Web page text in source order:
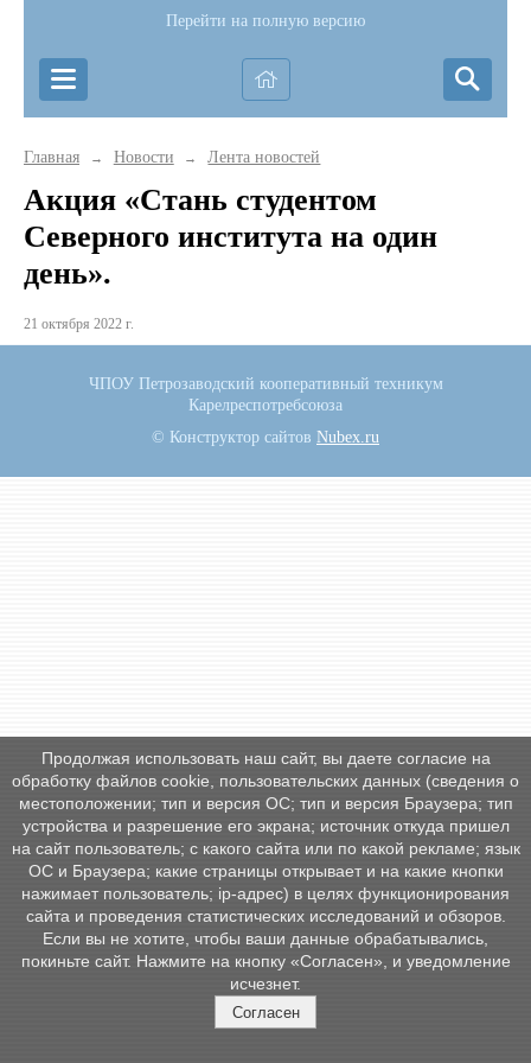
Перейти на полную версию
Главная → Новости → Лента новостей
Акция «Стань студентом
Северного института на один
день».
21 октября 2022 г.
ЧПОУ Петрозаводский кооперативный техникум
Карелреспотребсоюза
© Конструктор сайтов Nubex.ru
Продолжая использовать наш сайт, вы даете согласие на
обработку файлов cookie, пользовательских данных (сведения о
местоположении; тип и версия ОС; тип и версия Браузера; тип
устройства и разрешение его экрана; источник откуда пришел
на сайт пользователь; с какого сайта или по какой рекламе; язык
ОС и Браузера; какие страницы открывает и на какие кнопки
нажимает пользователь; ip-адрес) в целях функционирования
сайта и проведения статистических исследований и обзоров.
Если вы не хотите, чтобы ваши данные обрабатывались,
покиньте сайт. Нажмите на кнопку «Согласен», и уведомление
исчезнет.
Согласен